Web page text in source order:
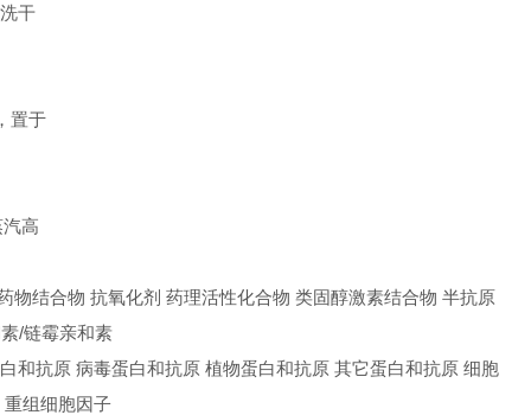
干
置于
高
物结合物 抗氧化剂 药理活性化合物 类固醇激素结合物 半抗原
/链霉亲和素
和抗原 病毒蛋白和抗原 植物蛋白和抗原 其它蛋白和抗原 细胞
组细胞因子